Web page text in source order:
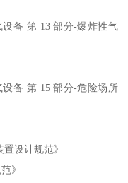
设备 第 13 部分-爆炸性气
设备 第 15 部分-危险场所
设计规范》
》